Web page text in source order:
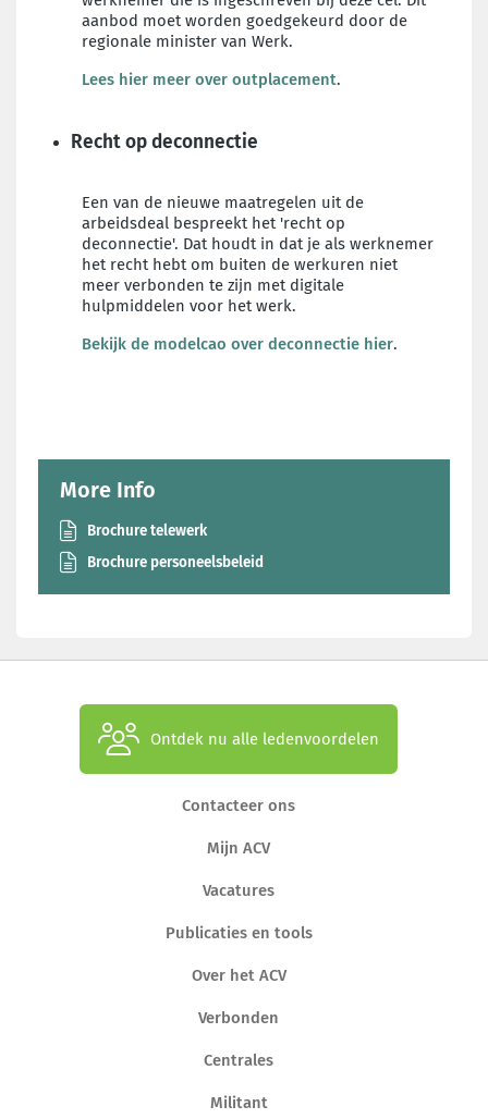
aanbod moet worden goedgekeurd door de
regionale minister van Werk.
Lees hier meer over outplacement.
Recht op deconnectie
Een van de nieuwe maatregelen uit de
arbeidsdeal bespreekt het 'recht op
deconnectie'. Dat houdt in dat je als werknemer
het recht hebt om buiten de werkuren niet
meer verbonden te zijn met digitale
hulpmiddelen voor het werk.
Bekijk de modelcao over deconnectie hier.
More Info
Brochure telewerk
Brochure personeelsbeleid
Ontdek nu alle ledenvoordelen
Contacteer ons
Mijn ACV
Vacatures
Publicaties en tools
Over het ACV
Verbonden
Centrales
Militant